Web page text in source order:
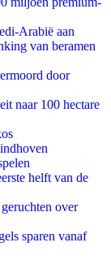
Arabië aan
van beramen
door
naar 100 hectare
helft van de
over
sparen vanaf